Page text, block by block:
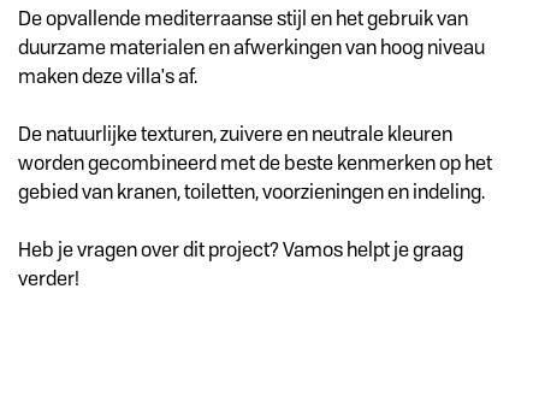
De opvallende mediterraanse stijl en het gebruik van
duurzame materialen en afwerkingen van hoog niveau
maken deze villa's af.
De natuurlijke texturen, zuivere en neutrale kleuren
worden gecombineerd met de beste kenmerken op het
gebied van kranen, toiletten, voorzieningen en indeling.
Heb je vragen over dit project? Vamos helpt je graag
verder!